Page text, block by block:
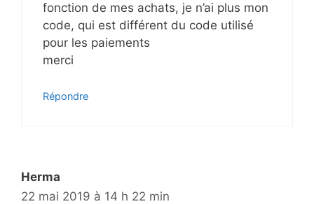
fonction de mes achats, je n’ai plus mon
code, qui est différent du code utilisé
pour les paiements
merci
Répondre
Herma
22 mai 2019 à 14 h 22 min